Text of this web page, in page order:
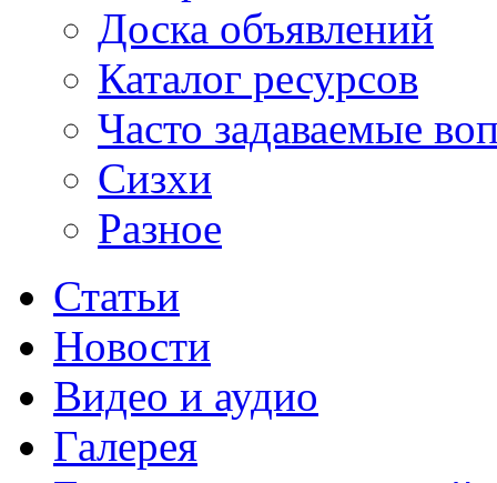
Доска объявлений
Каталог ресурсов
Часто задаваемые
Сизхи
Разное
Статьи
Новости
Видео и аудио
Галерея